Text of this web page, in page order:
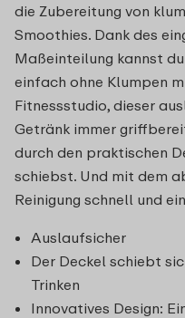
die Zubereitung von
Smoothies. Dank des
Maßeinteilung kannst
einfach ohne Klumpen
Fitnessstudio, dieser
Getränk immer
durch den praktischen
schiebst. Und mit dem
Reinigung schnell und
Auslaufsicher
Der Deckel schiebt
Trinken
Innovatives Design: